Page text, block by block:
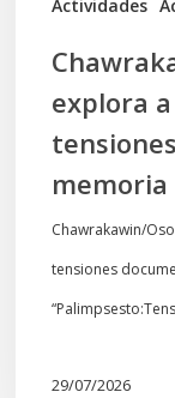
Actividades
memoria
Mapuche
explora
memoria
Chawrakawin/
tensiones
29/07/2026